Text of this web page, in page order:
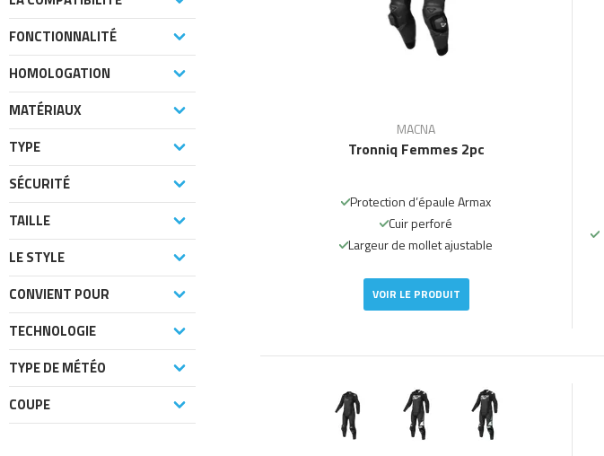
FONCTIONNALITÉ
HOMOLOGATION
MATÉRIAUX
TYPE
SÉCURITÉ
TAILLE
LE STYLE
CONVIENT POUR
TECHNOLOGIE
TYPE DE MÉTÉO
COUPE
MACNA
Tronniq Femmes 2pc
Protection d’épaule Armax
Cuir perforé
Largeur de mollet ajustable
VOIR LE PRODUIT